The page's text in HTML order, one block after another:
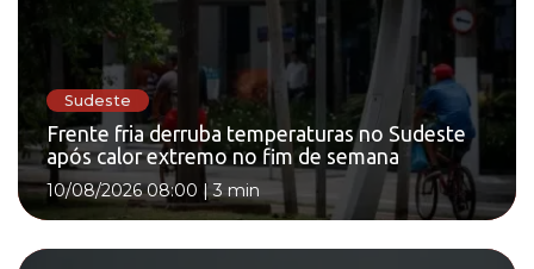
Sudeste
Frente fria derruba temperaturas no Sudeste
após calor extremo no fim de semana
10/08/2026 08:00 |3 min